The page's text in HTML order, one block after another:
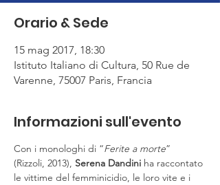
Orario & Sede
15 mag 2017, 18:30
Istituto Italiano di Cultura, 50 Rue de
Varenne, 75007 Paris, Francia
Informazioni sull'evento
Con i monologhi di “Ferite a morte”
(Rizzoli, 2013), Serena Dandini ha raccontato
le vittime del femminicidio, le loro vite e i